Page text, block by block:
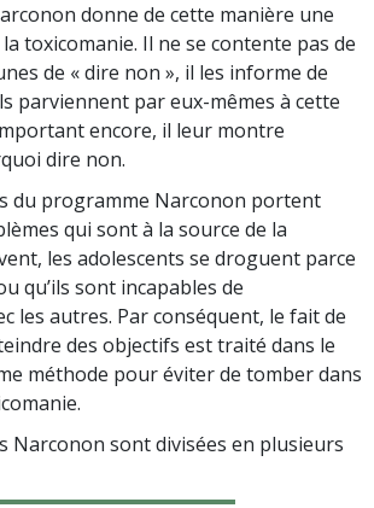
donne de cette manière une
toxicomanie. Il ne se contente pas de
de « dire non », il les informe de
parviennent par eux-mêmes à cette
encore, il leur montre
dire non.
du programme Narconon portent
qui sont à la source de la
les adolescents se droguent parce
qu’ils sont incapables de
les autres. Par conséquent, le fait de
des objectifs est traité dans le
méthode pour éviter de tomber dans
Narconon sont divisées en plusieurs